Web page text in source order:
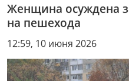
Женщина осуждена
на пешехода
12:59, 10 июня 2026